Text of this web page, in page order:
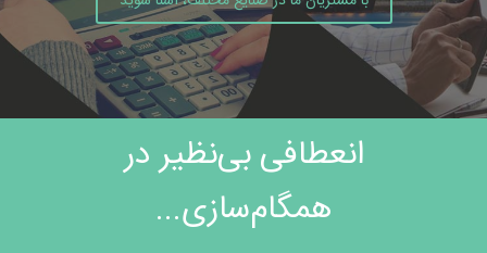
انعطافی بی‌نظیر در
همگام‌سازی...